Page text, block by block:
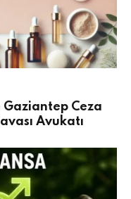
Ceza
Avukatı